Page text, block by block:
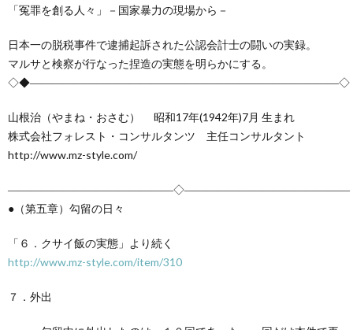
人々
内
「冤罪を創る人々」－国家暴力の現場から－
日本一の脱税事件で逮捕起訴された公認会計士の闘いの実録。
マルサと検察が行なった捏造の実態を明らかにする。
◇◆――――――――――――――――――――――――――――◇
山根治（やまね・おさむ） 昭和17年(1942年)7月 生まれ
株式会社フォレスト・コンサルタンツ 主任コンサルタント
http://www.mz-style.com/
―――――――――――――――◇―――――――――――――――
●（第五章）勾留の日々
「６．クサイ飯の実態」より続く
http://www.mz-style.com/item/310
７．外出